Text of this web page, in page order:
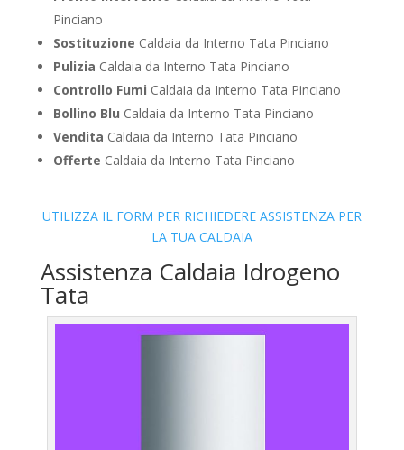
Pinciano
Sostituzione Caldaia da Interno Tata Pinciano
Pulizia Caldaia da Interno Tata Pinciano
Controllo Fumi Caldaia da Interno Tata Pinciano
Bollino Blu Caldaia da Interno Tata Pinciano
Vendita Caldaia da Interno Tata Pinciano
Offerte Caldaia da Interno Tata Pinciano
UTILIZZA IL FORM PER RICHIEDERE ASSISTENZA PER
LA TUA CALDAIA
Assistenza Caldaia Idrogeno
Tata